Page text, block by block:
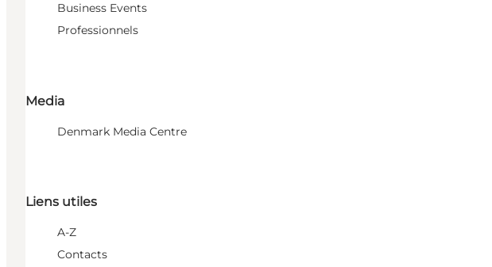
Business Events
Professionnels
Media
Denmark Media Centre
Liens utiles
A-Z
Contacts